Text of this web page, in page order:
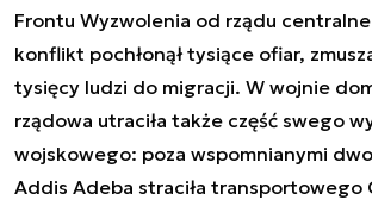
Frontu Wyzwolenia od rządu
konflikt pochłonął tysiące ofiar,
tysięcy ludzi do migracji. W wojnie
rządowa utraciła także część swego
wojskowego: poza wspomnianymi
Addis Adeba straciła transportowego